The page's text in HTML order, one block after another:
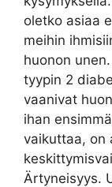
oletko asiaa
meihin
huonon
tyypin 2
vaanivat
ihan
vaikuttaa, on
Ärtyneisyys.